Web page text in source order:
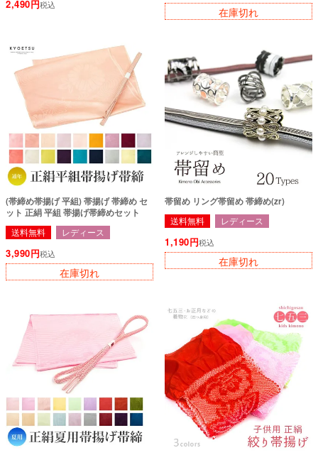
2,490 税込 在庫切れ
(帯締め帯揚げ 平組) 帯揚げ 帯締め セ
ット 正絹 平組 帯揚げ帯締めセット
送料無料 レディース
3,990 税込
在庫切れ
帯留め リング帯留め 帯締め(zr)
送料無料 レディース
1,190 税込
在庫切れ